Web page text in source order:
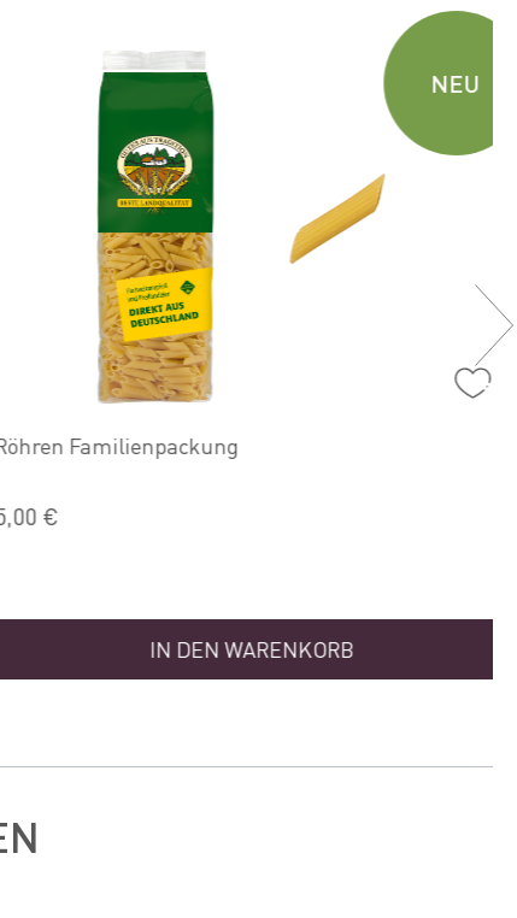
NEU
Familienpackung
€
IN DEN WARENKORB